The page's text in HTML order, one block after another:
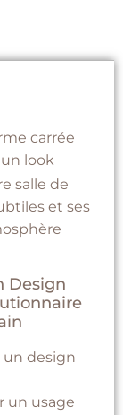
carrée
look
salle de
et ses
Design
design
un usage